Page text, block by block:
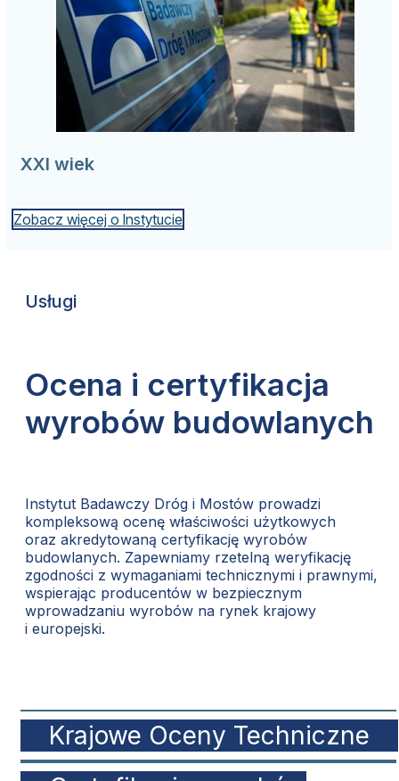
XXI wiek
Zobacz więcej o Instytucie
Usługi
Ocena i certyfikacja
wyrobów budowlanych
Instytut Badawczy Dróg i Mostów prowadzi
kompleksową ocenę właściwości użytkowych
oraz akredytowaną certyfikację wyrobów
budowlanych. Zapewniamy rzetelną weryfikację
zgodności z wymaganiami technicznymi i prawnymi,
wspierając producentów w bezpiecznym
wprowadzaniu wyrobów na rynek krajowy
i europejski.
Krajowe Oceny Techniczne